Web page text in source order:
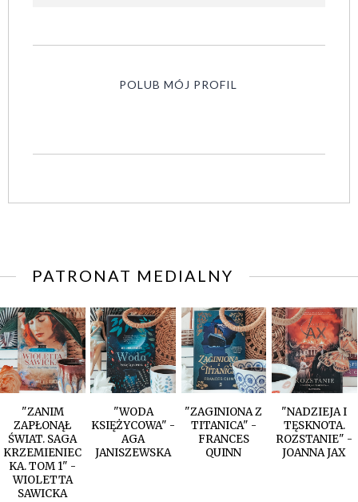
POLUB MÓJ PROFIL
PATRONAT MEDIALNY
"ZANIM
ZAPŁONĄŁ
ŚWIAT. SAGA
KRZEMIENIEC
KA. TOM 1" -
WIOLETTA
SAWICKA
"WODA
KSIĘŻYCOWA" -
AGA
JANISZEWSKA
"ZAGINIONA Z
TITANICA" -
FRANCES
QUINN
"NADZIEJA I
TĘSKNOTA.
ROZSTANIE" -
JOANNA JAX